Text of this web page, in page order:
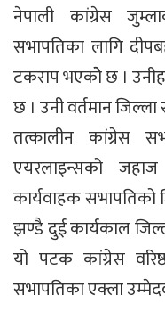
नेपाली कांग्रेस
सभापतिका लागि
टकराप भएकोे छ ।
छ । उनी वर्तमान
तत्कालीन कांग्रेस
एयरलाइन्सको
कार्यवाहक सभापतिको
झण्डै दुई कार्यकाल
यो पटक कांग्रेस
सभापतिका एक्ला